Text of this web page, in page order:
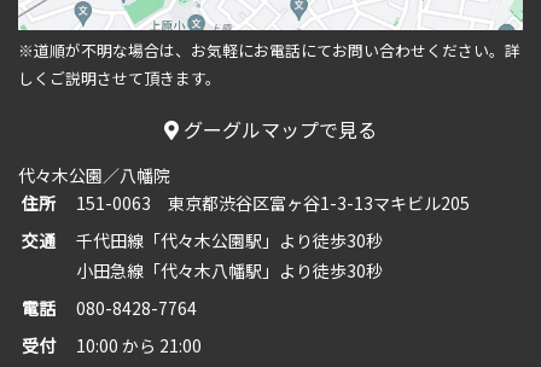
※道順が不明な場合は、お気軽にお電話にてお問い合わせください。 詳
しくご説明させて頂きます。
グーグルマップで見る
代々木公園／八幡院
住所
151-0063 東京都渋谷区富ヶ谷1-3-13マキビル205
交通
千代田線「代々木公園駅」より徒歩30秒
小田急線「代々木八幡駅」より徒歩30秒
電話
080-8428-7764
受付
10:00 から 21:00